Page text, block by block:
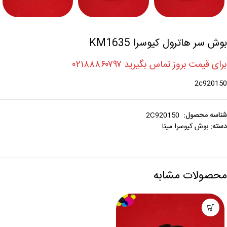
بوش سر هاترول کیوسرا KM1635
برای قیمت بروز تماس بگیرید ۰۲۱۸۸۸۶۰۷۹۷
2c920150
شناسه محصول:
دسته: بوش کيوسرا ميتا
محصولات مشابه